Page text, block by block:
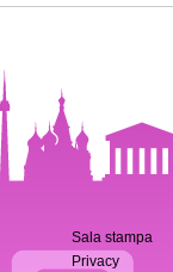
Sala stampa
Privacy